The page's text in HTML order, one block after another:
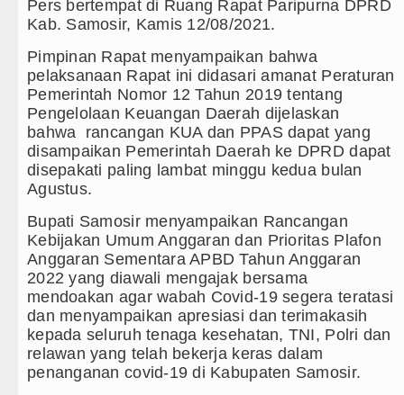
Tujuh Menggetarkan Gedung Kesenian Jakarta
Ringkus 3 Tersangka Pungli di Jalan Masuk
vs Palermo Laga Persahabatan di Perth Selasa 11
Emirates Cup Menang Adu Penalti Lawan
Ditekuk Monaco pada Laga Persahabatan di Anfield
City Bangkit untuk Tumbangkan Atletico Madrid
Siapkan Beasiswa Perkuat SDM Kesehatan
Gereja Lapor Polisi, Jemaat POUK Chapel
Warga, 22 Motor Berknalpot Brong Diamankan
ke Pemandian Air Panas Doulu Diblokir Warga
Pers bertempat di Ruang Rapat Paripurna DPRD
Kab. Samosir, Kamis 12/08/2021.
Pimpinan Rapat menyampaikan bahwa
pelaksanaan Rapat ini didasari amanat Peraturan
Pemerintah Nomor 12 Tahun 2019 tentang
Pengelolaan Keuangan Daerah dijelaskan
bahwa rancangan KUA dan PPAS dapat yang
disampaikan Pemerintah Daerah ke DPRD dapat
disepakati paling lambat minggu kedua bulan
Agustus.
Bupati Samosir menyampaikan Rancangan
Kebijakan Umum Anggaran dan Prioritas Plafon
Anggaran Sementara APBD Tahun Anggaran
2022 yang diawali mengajak bersama
mendoakan agar wabah Covid-19 segera teratasi
dan menyampaikan apresiasi dan terimakasih
kepada seluruh tenaga kesehatan, TNI, Polri dan
relawan yang telah bekerja keras dalam
penanganan covid-19 di Kabupaten Samosir.